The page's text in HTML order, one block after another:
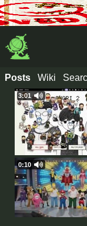
Posts Wiki
3:01
0:10